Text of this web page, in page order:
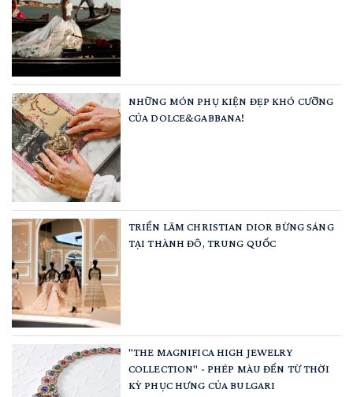
NHỮNG MÓN PHỤ KIỆN ĐẸP KHÓ CƯỠNG
CỦA DOLCE&GABBANA!
TRIỂN LÃM CHRISTIAN DIOR BỪNG SÁNG
TẠI THÀNH ĐÔ, TRUNG QUỐC
"THE MAGNIFICA HIGH JEWELRY
COLLECTION" - PHÉP MÀU ĐẾN TỪ THỜI
KỲ PHỤC HƯNG CỦA BULGARI